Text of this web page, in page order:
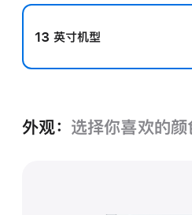
13 英寸机型
外观： 选择你喜欢的颜